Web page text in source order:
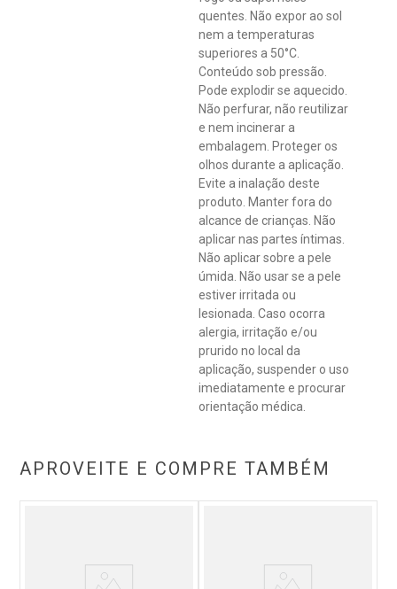
cientificamente e validado por consumidores brasileiros. 84%
dos consumidores que experimentaram o produto afirmam
que trocariam o seu antitranspirante atual pelo Novo Rexona.
*Pesquisa realizada com consumidores do principal
concorrente. Sua fragrância de erva doce é suave e fresca,
garantindo a sensação de refrescância durante o dia inteiro.
Não contém álcool etílico / 0% de álcool etílico. Testado
quentes. Não expor ao sol
nem a temperaturas
superiores a 50°C.
Conteúdo sob pressão.
Pode explodir se aquecido.
Não perfurar, não reutilizar
e nem incinerar a
embalagem. Proteger os
olhos durante a aplicação.
Evite a inalação deste
produto. Manter fora do
alcance de crianças. Não
aplicar nas partes íntimas.
Não aplicar sobre a pele
úmida. Não usar se a pele
estiver irritada ou
lesionada. Caso ocorra
alergia, irritação e/ou
prurido no local da
aplicação, suspender o uso
imediatamente e procurar
orientação médica.
APROVEITE E COMPRE TAMBÉM